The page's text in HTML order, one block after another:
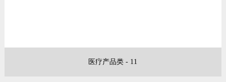
医疗产品类 - 11